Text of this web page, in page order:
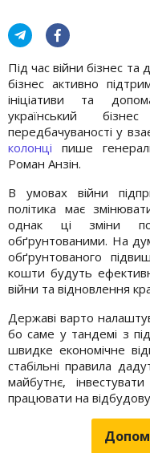
Під час війни бізнес
бізнес активно
ініціативи та
український
передбачуваності у
колонці пише
Роман Анзін.
В умовах війни
політика має
однак ці зміни
обґрунтованими. На
обґрунтованого
кошти будуть
війни та відновлення
Державі варто
бо саме у тандемі з
швидке економічне
стабільні правила
майбутнє,
працювати на відбудову